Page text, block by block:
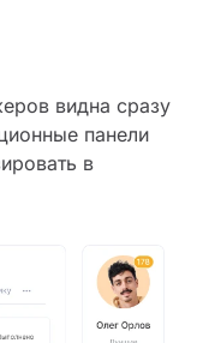
видна сразу
панели
в